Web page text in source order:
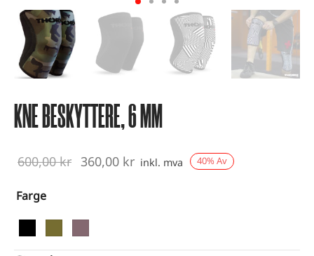
KNE BESKYTTERE, 6 MM
40% Av
600,00kr Opprinnelig
360,00 kr Nåværende
inkl. mva
Farge